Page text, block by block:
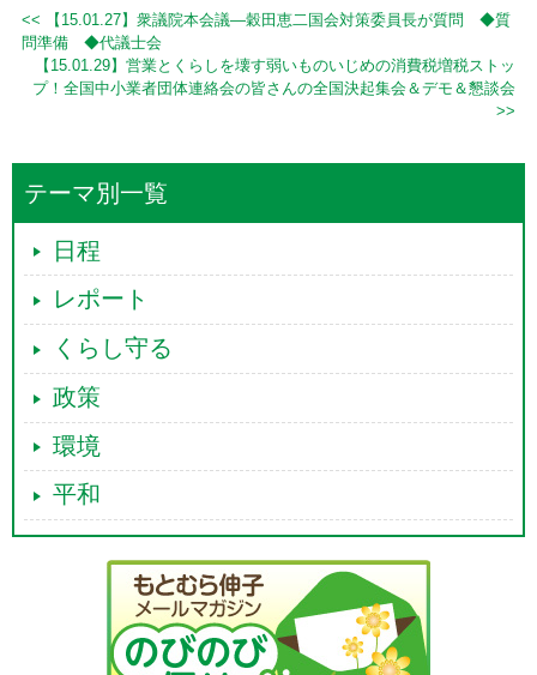
<< 【15.01.27】衆議院本会議―穀田恵二国会対策委員長が質問 ◆質
問準備 ◆代議士会
【15.01.29】営業とくらしを壊す弱いものいじめの消費税増税ストッ
プ！全国中小業者団体連絡会の皆さんの全国決起集会＆デモ＆懇談会
>>
テーマ別一覧
日程
レポート
くらし守る
政策
環境
平和